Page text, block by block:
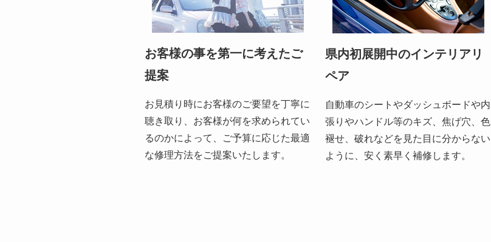
お客様の事を第一に考えたご
提案
お見積り時にお客様のご要望を丁寧に
聴き取り、お客様が何を求められてい
るのかによって、ご予算に応じた最適
な修理方法をご提案いたします。
県内初展開中のインテリアリ
ペア
自動車のシートやダッシュボードや内
張りやハンドル等のキズ、焦げ穴、色
褪せ、破れなどを見た目に分からない
ように、安く素早く補修します。